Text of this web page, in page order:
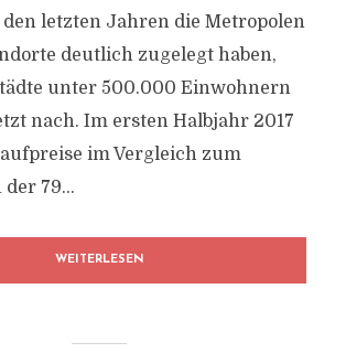
letzten Jahren die Metropolen
deutlich zugelegt haben,
unter 500.000 Einwohnern
nach. Im ersten Halbjahr 2017
im Vergleich zum
79...
WEITERLESEN